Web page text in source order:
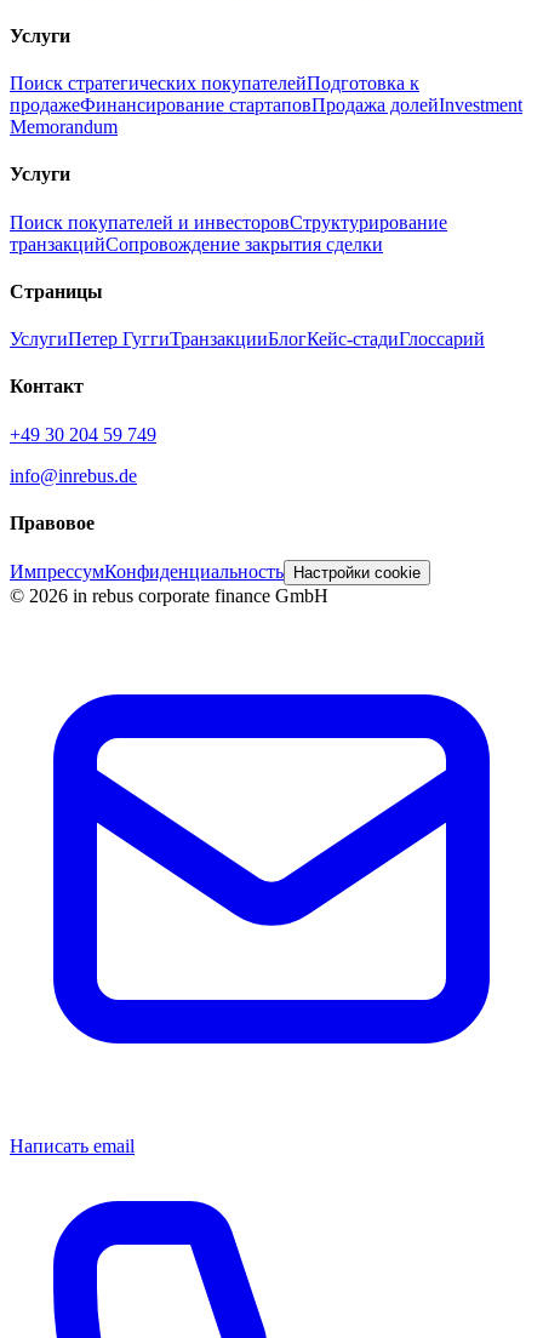
Услуги
Поиск стратегических покупателейПодготовка к
продажеФинансирование стартаповПродажа долейInvestment
Memorandum
Услуги
Поиск покупателей и инвесторовСтруктурирование
транзакцийСопровождение закрытия сделки
Страницы
УслугиПетер ГуггиТранзакцииБлогКейс-стадиГлоссарий
Контакт
+49 30 204 59 749
info@inrebus.de
Правовое
ИмпрессумКонфиденциальность Настройки cookie
© 2026 in rebus corporate finance GmbH
Написать email